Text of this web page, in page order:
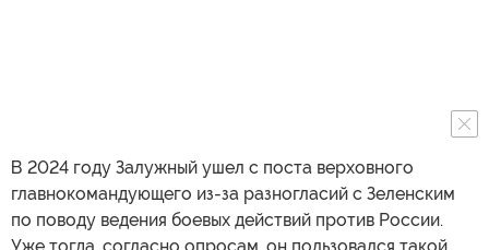
В 2024 году Залужный ушел с поста верховного
главнокомандующего из-за разногласий с Зеленским
по поводу ведения боевых действий против России.